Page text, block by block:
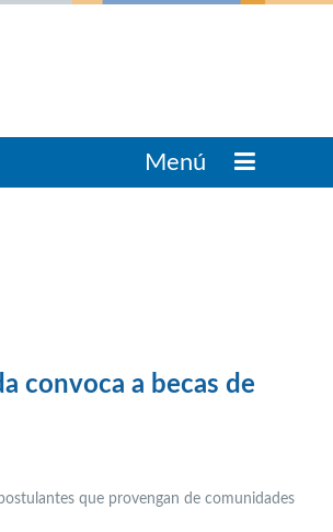
Menú
convoca a becas de
que provengan de comunidades